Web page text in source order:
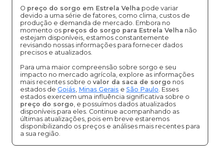
O preço do sorgo em Estrela Velha pode variar
devido a uma série de fatores, como clima, custos de
produção e demanda de mercado. Embora no
momento os preços do sorgo para Estrela Velha não
estejam disponíveis, estamos constantemente
revisando nossas informações para fornecer dados
precisos e atualizados.
Para uma maior compreensão sobre sorgo e seu
impacto no mercado agrícola, explore as informações
mais recentes sobre o valor da saca de sorgo nos
estados de Goiás, Minas Gerais e São Paulo. Esses
estados exercem uma influência significativa sobre o
preço do sorgo, e possuímos dados atualizados
disponíveis para eles. Continue acompanhando as
últimas atualizações, pois em breve estaremos
disponibilizando os preços e análises mais recentes para
a sua região.